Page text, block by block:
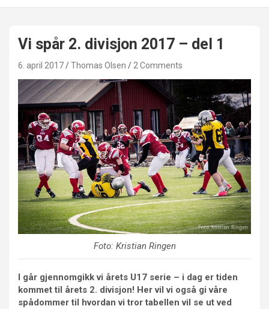
Vi spår 2. divisjon 2017 – del 1
6. april 2017 Thomas Olsen 2 Comments
Foto: Kristian Ringen
I går gjennomgikk vi årets U17 serie – i dag er tiden
kommet til årets 2. divisjon! Her vil vi også gi våre
spådommer til hvordan vi tror tabellen vil se ut ved